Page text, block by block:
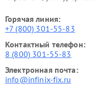
Горячая линия:
+7 (800) 301-55-83
Контактный телефон:
8 (800) 301-55-83
Электронная почта:
info@infinix-fix.ru